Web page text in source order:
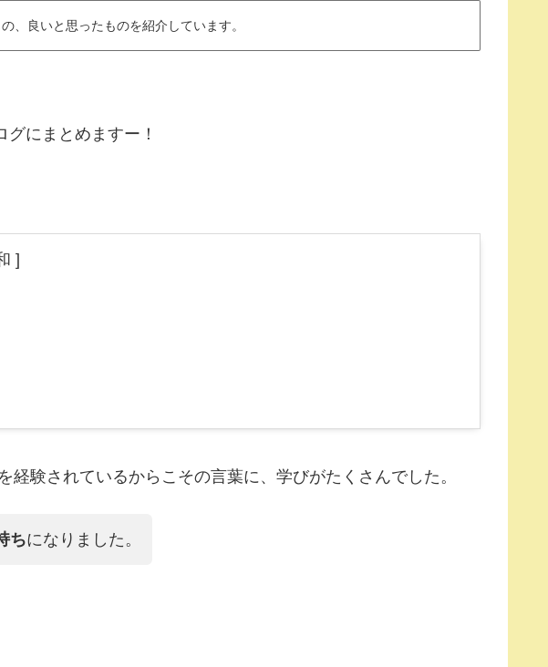
、良いと思ったものを紹介しています。
にまとめますー！
]
験されているからこその言葉に、学びがたくさんでした。
ちになりました。